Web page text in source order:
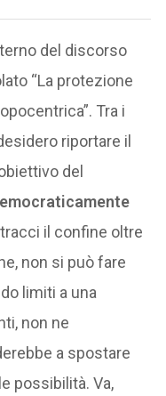
del discorso
“La protezione
Tra i
riportare il
del
il confine oltre
non si può fare
limiti a una
non ne
a spostare
possibilità. Va,